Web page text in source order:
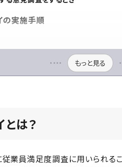
の実施手順
もっと見る
は？
従業員満足度調査に用いられる